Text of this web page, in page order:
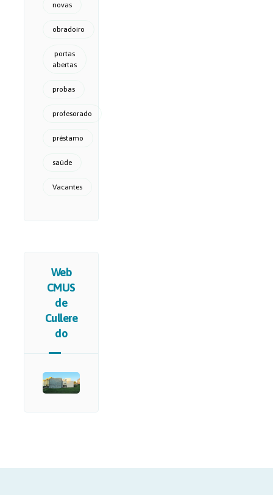
novas
obradoiro
portas
abertas
probas
profesorado
préstamo
saúde
Vacantes
Web
CMUS
de
Cullere
do